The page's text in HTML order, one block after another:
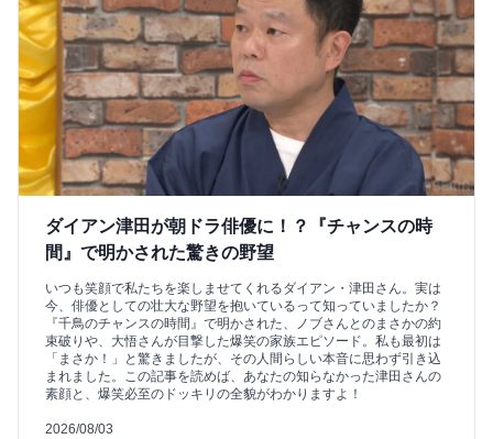
ダイアン津田が朝ドラ俳優に！？『チャンスの時
間』で明かされた驚きの野望
いつも笑顔で私たちを楽しませてくれるダイアン・津田さん。実は
今、俳優としての壮大な野望を抱いているって知っていましたか？
『千鳥のチャンスの時間』で明かされた、ノブさんとのまさかの約
束破りや、大悟さんが目撃した爆笑の家族エピソード。私も最初は
「まさか！」と驚きましたが、その人間らしい本音に思わず引き込
まれました。この記事を読めば、あなたの知らなかった津田さんの
素顔と、爆笑必至のドッキリの全貌がわかりますよ！
2026/08/03